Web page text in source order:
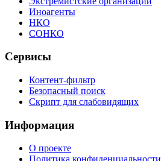
Иноагенты
НКО
СОНКО
Сервисы
Контент-фильтр
Безопасный поиск
Скрипт для слабовидящих
Информация
О проекте